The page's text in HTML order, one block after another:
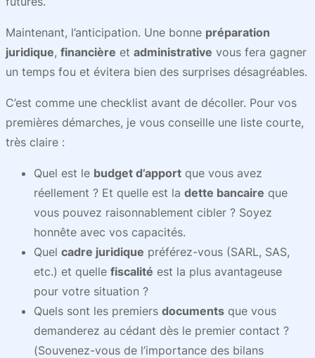
Maintenant, l’anticipation. Une bonne préparation
juridique, financière et administrative vous fera gagner
un temps fou et évitera bien des surprises désagréables.
C’est comme une checklist avant de décoller. Pour vos
premières démarches, je vous conseille une liste courte,
très claire :
Quel est le budget d’apport que vous avez
réellement ? Et quelle est la dette bancaire que
vous pouvez raisonnablement cibler ? Soyez
honnête avec vos capacités.
Quel cadre juridique préférez-vous (SARL, SAS,
etc.) et quelle fiscalité est la plus avantageuse
pour votre situation ?
Quels sont les premiers documents que vous
demanderez au cédant dès le premier contact ?
(Souvenez-vous de l’importance des bilans